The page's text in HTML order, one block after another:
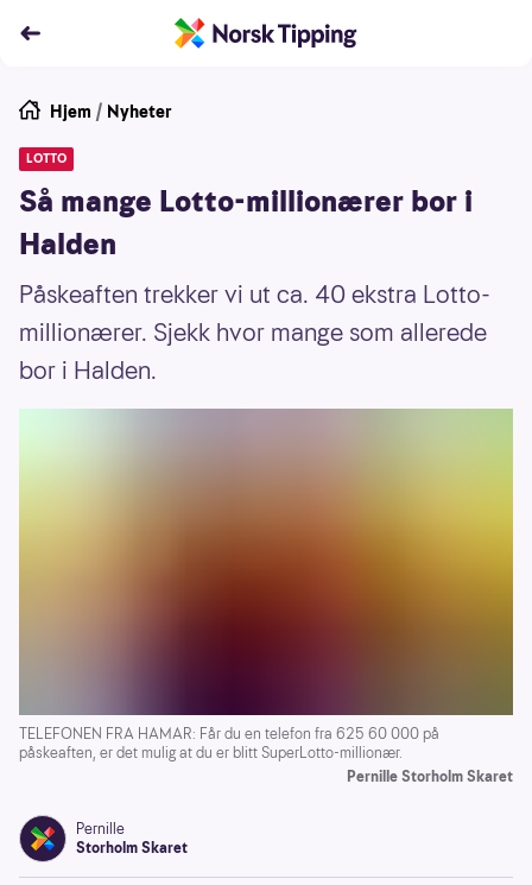
Hjem / Nyheter
LOTTO
Så mange Lotto-millionærer bor i
Halden
Påskeaften trekker vi ut ca. 40 ekstra Lotto-
millionærer. Sjekk hvor mange som allerede
bor i Halden.
TELEFONEN FRA HAMAR: Får du en telefon fra 625 60 000 på
påskeaften, er det mulig at du er blitt SuperLotto-millionær.
Pernille Storholm Skaret
Pernille
Storholm Skaret